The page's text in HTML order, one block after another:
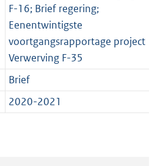
F-16; Brief regering;
Eenentwintigste
voortgangsrapportage project
Verwerving F-35
Brief
2020-2021